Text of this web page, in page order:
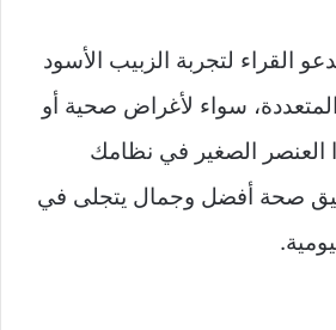
القراء لتجربة الزبيب الأسود
سواء لأغراض صحية أو
العنصر الصغير في نظامك
صحة أفضل وجمال يتجلى في